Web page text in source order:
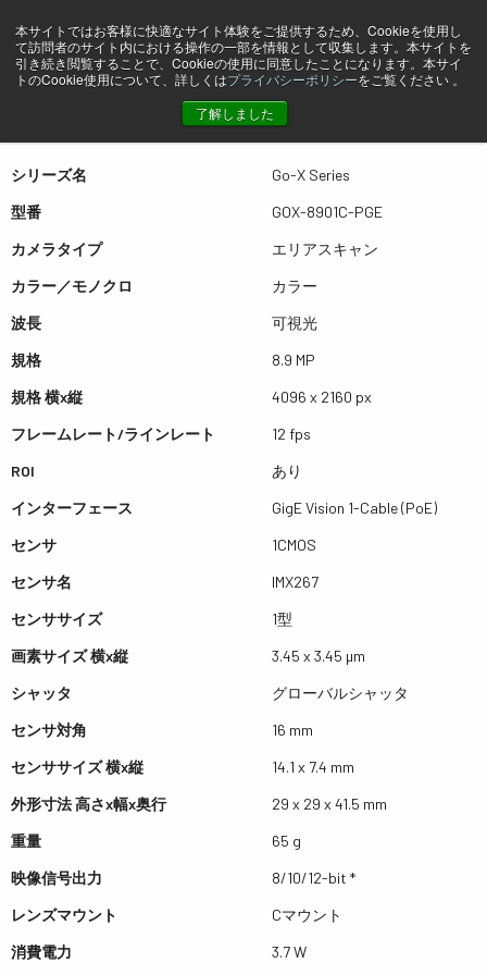
本サイトではお客様に快適なサイト体験をご提供するため、Cookieを使用し
て訪問者のサイト内における操作の一部を情報として収集します。本サイトを
引き続き閲覧することで、Cookieの使用に同意したことになります。本サイ
トのCookie使用について、詳しくはプライバシーポリシーをご覧ください 。
了解しました
プレビュー GOX-8901C-PGE
表は左右にスワイプできます
シリーズ名
Go-X Series
型番
GOX-8901C-PGE
カメラタイプ
エリアスキャン
カラー／モノクロ
カラー
波長
可視光
規格
8.9 MP
規格 横x縦
4096 x 2160 px
フレームレート/ラインレート
12 fps
ROI
あり
インターフェース
GigE Vision 1-Cable (PoE)
センサ
1CMOS
センサ名
IMX267
センササイズ
1型
画素サイズ 横x縦
3.45 x 3.45 µm
シャッタ
グローバルシャッタ
センサ対角
16 mm
センササイズ 横x縦
14.1 x 7.4 mm
外形寸法 高さx幅x奥行
29 x 29 x 41.5 mm
重量
65 g
映像信号出力
8/10/12-bit *
レンズマウント
Cマウント
消費電力
3.7 W